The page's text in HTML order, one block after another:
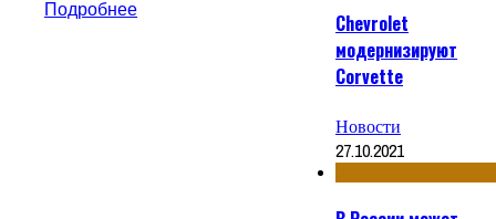
Подробнее
Chevrolet
модернизируют
Corvette
Новости
27.10.2021